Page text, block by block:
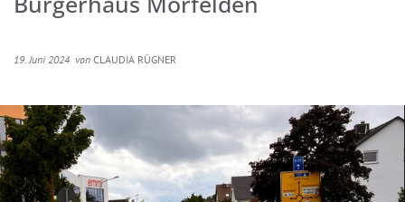
19. Juni 2024 von CLAUDIA RÜGNER